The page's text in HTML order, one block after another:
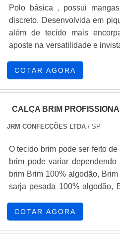
Polo básica , possui
discreto. Desenvolvida em
além de tecido mais
aposte na versatilidade e invista no visual
COTAR AGORA
CALÇA BRIM
JRM CONFECÇÕES LTDA/ SP
O tecido brim pode ser feito
brim pode variar dependendo do
brim Brim 100% algodão,
sarja pesada 100% algodão, Brim
profissional é durável e
liberdade de movimento Cuidados com o brim Não
COTAR AGORA